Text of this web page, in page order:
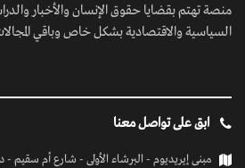
منصة تهتم بقضايا حقوق الإنسان والأخبار
السياسية والاقتصادية بشكل خاص وباقي
ابق على تواصل معنا
مبنى إيريديوم - البرشاء الأولى - شارع أم سقيم -